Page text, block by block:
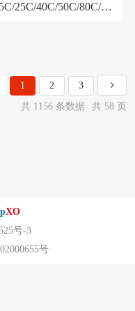
25C/40C/50C/80C/10
1 2
3
共 1156 条数据
共 58 页
XO
号-3
号